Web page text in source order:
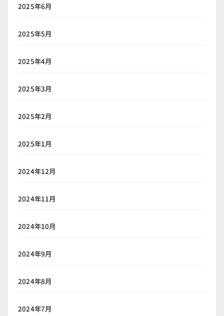
2025年6月
2025年5月
2025年4月
2025年3月
2025年2月
2025年1月
2024年12月
2024年11月
2024年10月
2024年9月
2024年8月
2024年7月